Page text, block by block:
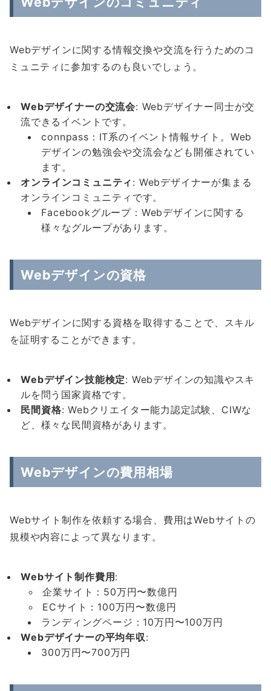
Webデザインに関する情報交換や交流を行うためのコ
ミュニティに参加するのも良いでしょう。
Webデザイナーの交流会: Webデザイナー同士が交
流できるイベントです。
connpass：IT系のイベント情報サイト。Web
デザインの勉強会や交流会なども開催されてい
ます。
オンラインコミュニティ : Webデザイナーが集まる
オンラインコミュニティです。
Facebookグループ：Webデザインに関する
様々なグループがあります。
Webデザインの資格
Webデザインに関する資格を取得することで、スキル
を証明することができます。
Webデザイン技能検定: Webデザインの知識やスキ
ルを問う国家資格です。
民間資格: Webクリエイター能力認定試験、CIWな
ど、様々な民間資格があります。
Webデザインの費用相場
Webサイト制作を依頼する場合、費用はWebサイトの
規模や内容によって異なります。
Webサイト制作費用 :
企業サイト：50万円〜数億円
ECサイト：100万円〜数億円
ランディングページ：10万円〜100万円
Webデザイナーの平均年収:
300万円〜700万円